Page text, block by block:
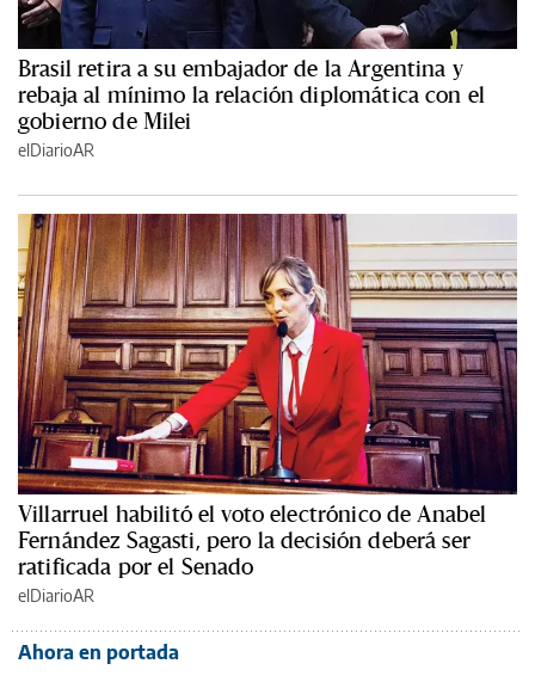
Brasil retira a su embajador de la Argentina y
rebaja al mínimo la relación diplomática con el
gobierno de Milei
elDiarioAR
Villarruel habilitó el voto electrónico de Anabel
Fernández Sagasti, pero la decisión deberá ser
ratificada por el Senado
elDiarioAR
Ahora en portada